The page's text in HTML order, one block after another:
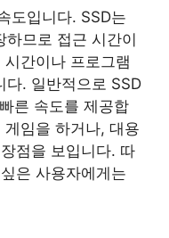
도입니다. SSD는
므로 접근 시간이
간이나 프로그램
다. 일반적으로 SSD
른 속도를 제공합
임을 하거나, 대용
점을 보입니다. 따
은 사용자에게는